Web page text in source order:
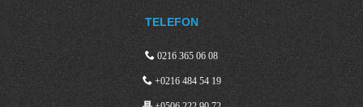
TELEFON
0216 365 06 08
+0216 484 54 19